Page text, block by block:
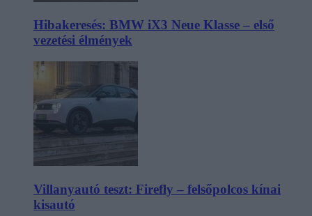
Hibakeresés: BMW iX3 Neue Klasse – első
vezetési élmények
Villanyautó teszt: Firefly – felsőpolcos kínai
kisautó